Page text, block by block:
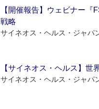
【開催報告】ウェビナー
戦略
サイネオス・ヘルス・ジャパ
【サイネオス・ヘルス】
サイネオス・ヘルス・ジャパ